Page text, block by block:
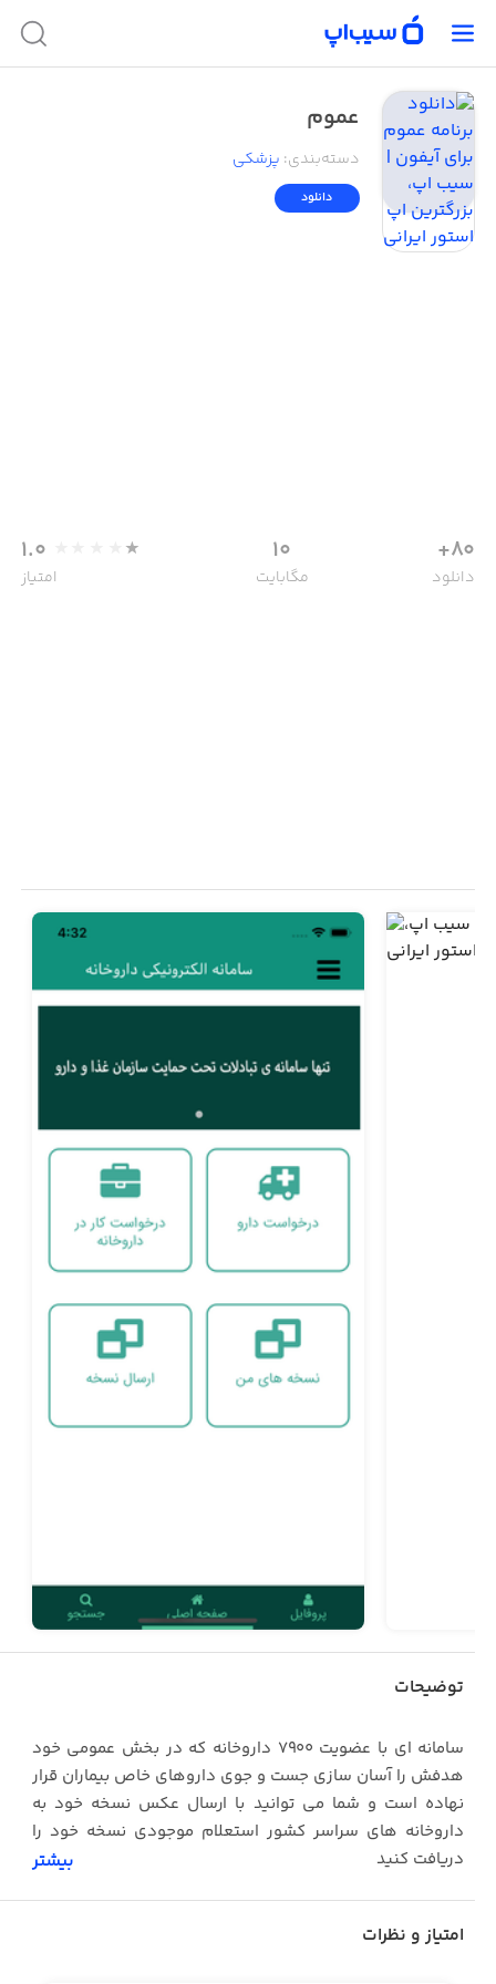
عموم
دسته‌بندی: پزشکی
دانلود
80+
دانلود
10
مگابایت
1.0
امتیاز
توضیحات
سامانه ای با عضویت 7900 داروخانه که در بخش عمومی خود
هدفش را آسان سازی جست و جوی داروهای خاص بیماران قرار
نهاده است و شما می توانید با ارسال عکس نسخه خود به
داروخانه های سراسر کشور استعلام موجودی نسخه خود را
دریافت کنید
بیشتر
امتیاز و نظرات